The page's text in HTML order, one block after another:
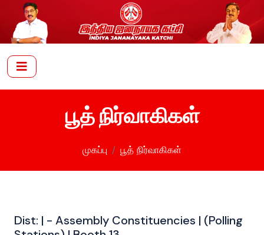
பூத் நிர்வாகிகள்
முகப்பு பூத் நிர்வாகிகள்
Dist: | - Assembly Constituencies | (Polling